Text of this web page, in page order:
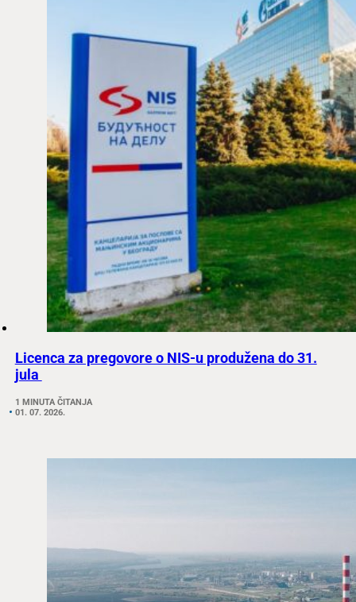
Licenca za pregovore o NIS-u produžena do 31.
jula
1 MINUTA ČITANJA
01. 07. 2026.